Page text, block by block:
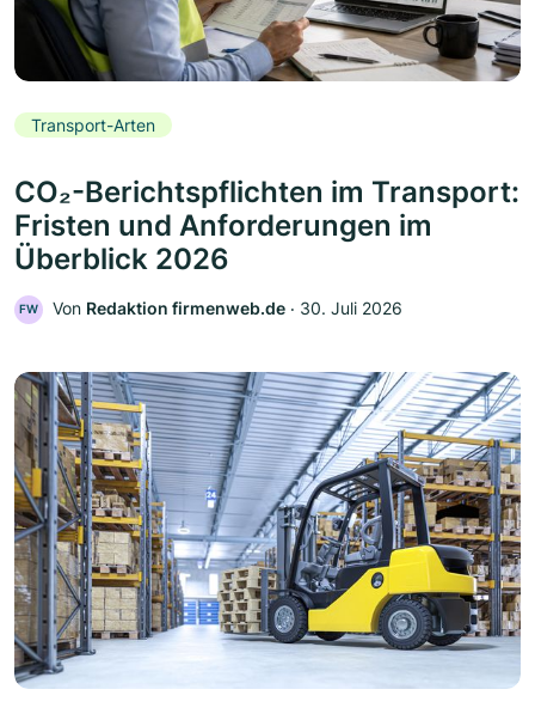
Transport-Arten
CO₂-Berichtspflichten im Transport:
Fristen und Anforderungen im
Überblick 2026
FW Von Redaktion firmenweb.de ‧ 30. Juli 2026